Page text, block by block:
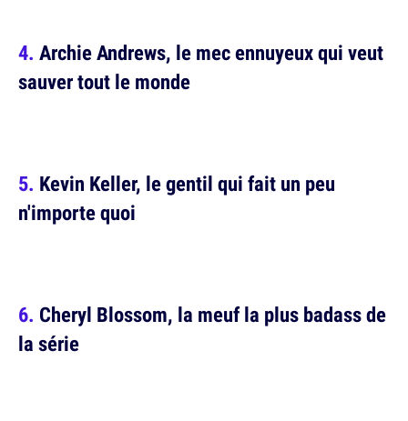
Archie Andrews, le mec ennuyeux qui veut
sauver tout le monde
Kevin Keller, le gentil qui fait un peu
n'importe quoi
Cheryl Blossom, la meuf la plus badass de
la série